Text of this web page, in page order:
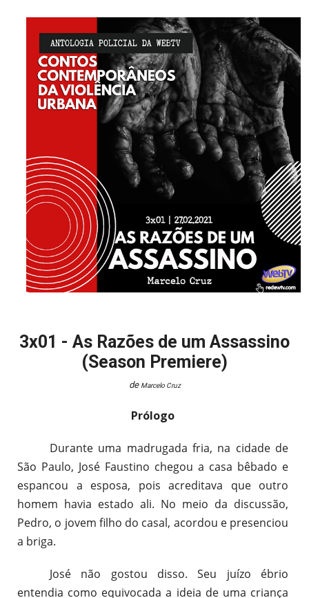
3x01 - As Razões de um Assassino
(Season Premiere)
de Marcelo Cruz
Prólogo
Durante uma madrugada fria, na cidade de
São Paulo, José Faustino chegou a casa bêbado e
espancou a esposa, pois acreditava que outro
homem havia estado ali. No meio da discussão,
Pedro, o jovem filho do casal, acordou e presenciou
a briga.
José não gostou disso. Seu juízo ébrio
entendia como equivocada a ideia de uma criança